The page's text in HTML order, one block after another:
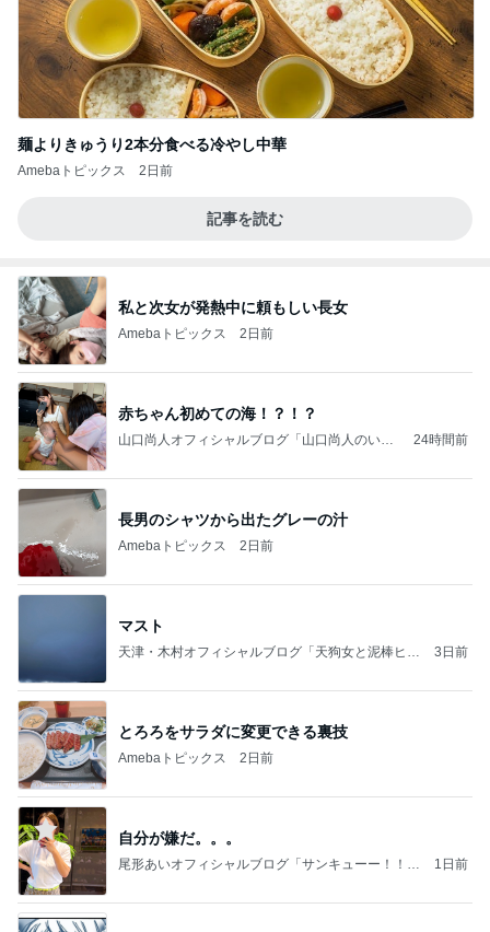
麺よりきゅうり2本分食べる冷やし中華
Amebaトピックス 2日前
記事を読む
私と次女が発熱中に頼もしい長女
Amebaトピックス 2日前
赤ちゃん初めての海！？！？
山口尚人オフィシャルブログ「山口尚人のいき
24時間前
長男のシャツから出たグレーの汁
Amebaトピックス 2日前
マスト
天津・木村オフィシャルブログ「天狗女と泥棒ヒゲ
3日前
とろろをサラダに変更できる裏技
Amebaトピックス 2日前
自分が嫌だ。。。
尾形あいオフィシャルブログ「サンキューー！！尾
1日前